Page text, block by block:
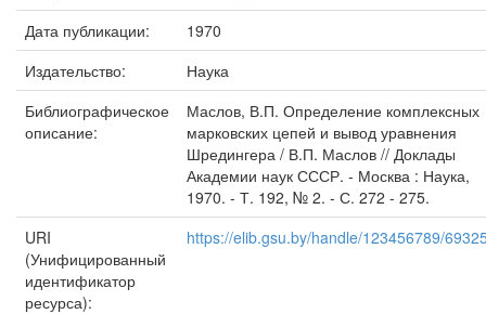
Дата публикации:
1970
Издательство:
Наука
Библиографическое
описание:
Маслов, В.П. Определение комплексных
марковских цепей и вывод уравнения
Шредингера / В.П. Маслов // Доклады
Академии наук СССР. - Москва : Наука,
1970. - Т. 192, № 2. - С. 272 - 275.
URI
(Унифицированный
идентификатор
ресурса):
https://elib.gsu.by/handle/123456789/